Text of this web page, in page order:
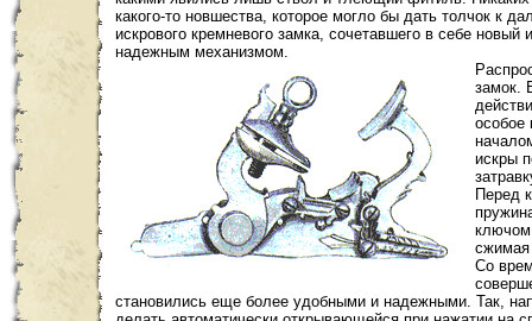
какого-то новшества, которое могло бы дать толчок к
искрового кремневого замка, сочетавшего в себе
надежным механизмом.
замок.
особое
искры
Перед
сжимая
Со
становились еще более удобными и надежными. Так,